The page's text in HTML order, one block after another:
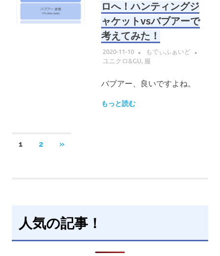
ロへ！ハンティングジ
ャケットvsバブアーで
考えてみた！
2020-11-10
もでぃふぁいど
ユニクロ&GU, 服
バブアー、良いですよね。
もっと読む
投
ー
ジ
1 2
次
»
人気の記事！